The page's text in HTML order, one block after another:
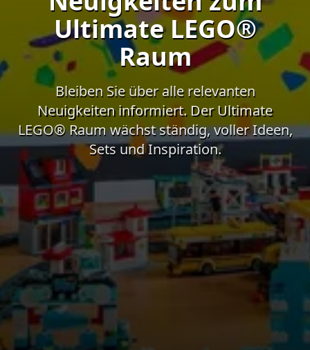
Ultimate LEGO®
Raum
Bleiben Sie über alle relevanten
Neuigkeiten informiert. Der Ultimate
LEGO® Raum wächst ständig, voller Ideen,
Sets und Inspiration.